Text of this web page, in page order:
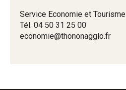
Service Economie et Tourisme
Tél. 04 50 31 25 00
economie@thononagglo.fr